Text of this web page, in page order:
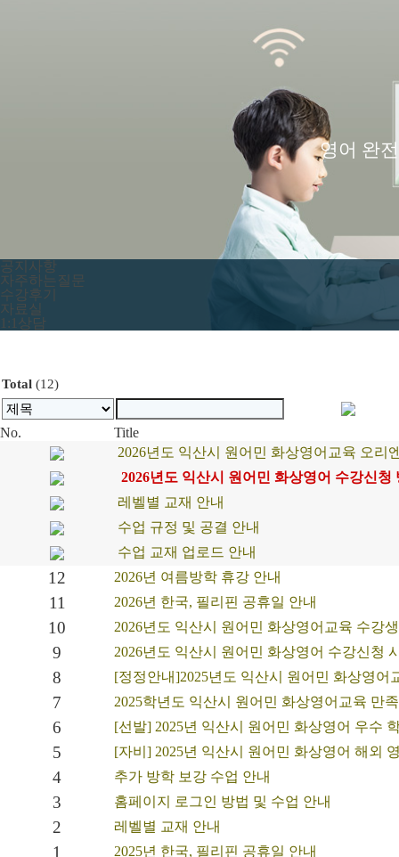
영어 완
공지사항
자주하는질문
수강후기
자료실
1:1상담
Total (12)
No.
Title
2026년도 익산시 원어민 화상영어교육 오리
2026년도 익산시 원어민 화상영어 수강신청
레벨별 교재 안내
수업 규정 및 공결 안내
수업 교재 업로드 안내
12 2026년 여름방학 휴강 안내
11 2026년 한국, 필리핀 공휴일 안내
10 2026년도 익산시 원어민 화상영어교육 수강
9 2026년도 익산시 원어민 화상영어 수강신청
8 [정정안내]2025년도 익산시 원어민 화상영
7 2025학년도 익산시 원어민 화상영어교육 만
6 [선발] 2025년 익산시 원어민 화상영어 우수
5 [자비] 2025년 익산시 원어민 화상영어 해외
4 추가 방학 보강 수업 안내
3 홈페이지 로그인 방법 및 수업 안내
2 레벨별 교재 안내
1 2025년 한국, 필리핀 공휴일 안내